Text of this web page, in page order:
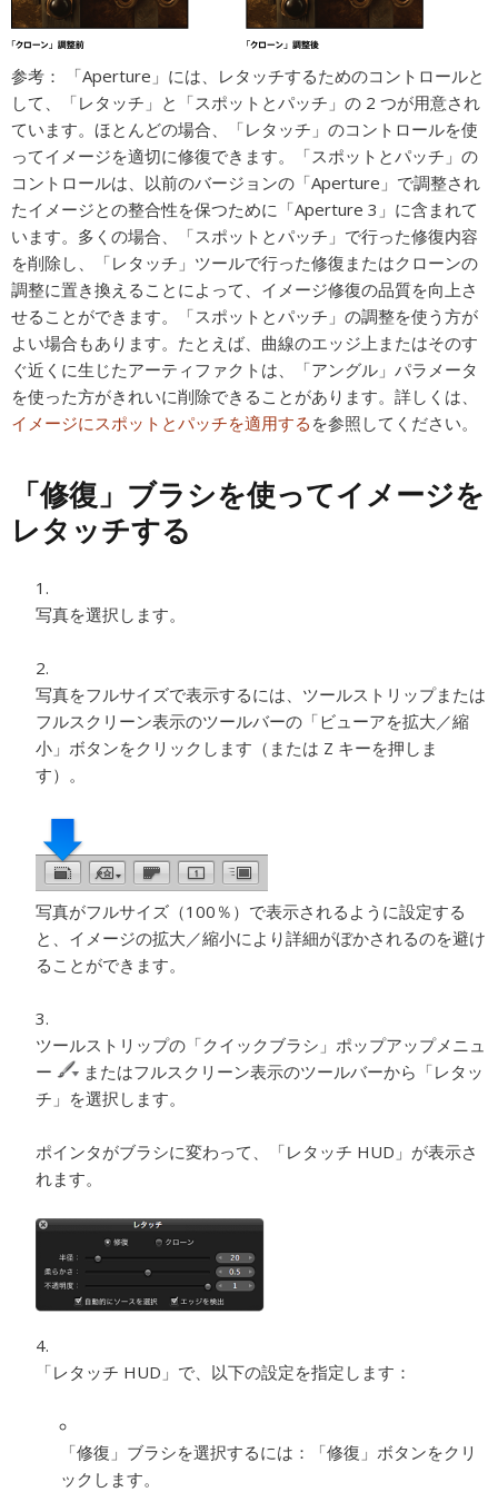
参考：
「Aperture」には、レタッチするためのコントロールと
して、「レタッチ」と「スポットとパッチ」の 2 つが用意され
ています。ほとんどの場合、「レタッチ」のコントロールを使
ってイメージを適切に修復できます。「スポットとパッチ」の
コントロールは、以前のバージョンの「Aperture」で調整され
たイメージとの整合性を保つために「Aperture 3」に含まれて
います。多くの場合、「スポットとパッチ」で行った修復内容
を削除し、「レタッチ」ツールで行った修復またはクローンの
調整に置き換えることによって、イメージ修復の品質を向上さ
せることができます。「スポットとパッチ」の調整を使う方が
よい場合もあります。たとえば、曲線のエッジ上またはそのす
ぐ近くに生じたアーティファクトは、「アングル」パラメータ
を使った方がきれいに削除できることがあります。詳しくは、
イメージにスポットとパッチを適用する を参照してください。
「修復」ブラシを使ってイメージを
レタッチする
写真を選択します。
写真をフルサイズで表示するには、ツールストリップまたは
フルスクリーン表示のツールバーの「ビューアを拡大／縮
小」ボタンをクリックします（または Z キーを押しま
す）。
写真がフルサイズ（100％）で表示されるように設定する
と、イメージの拡大／縮小により詳細がぼかされるのを避け
ることができます。
ツールストリップの「クイックブラシ」ポップアップメニュ
ー
またはフルスクリーン表示のツールバーから「レタッ
チ」を選択します。
ポインタがブラシに変わって、「レタッチ HUD」が表示さ
れます。
「レタッチ HUD」で、以下の設定を指定します：
「修復」ブラシを選択するには：
「修復」ボタンをクリ
ックします。